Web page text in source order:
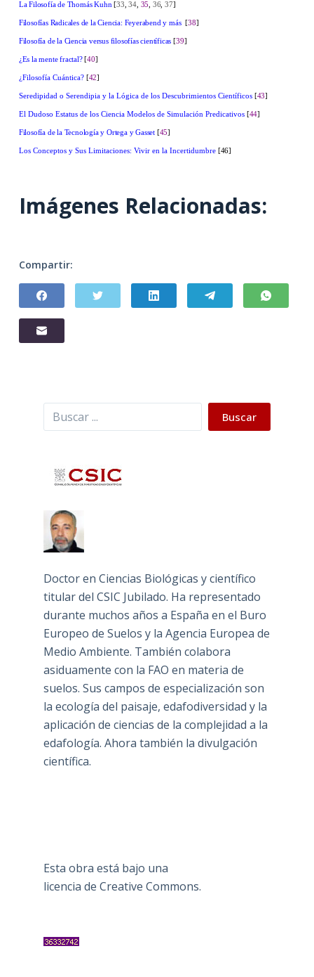
La Filosofía de Thomás Kuhn [33, 34, 35, 36, 37]
Filosofías Radicales de la Ciencia: Feyerabend y más [38]
Filosofía de la Ciencia versus filosofías científicas [39]
¿Es la mente fractal?[40]
¿Filosofía Cuántica? [42]
Seredipidad o Serendipia y la Lógica de los Descubrimientos Científicos [43]
El Dudoso Estatus de los Ciencia Modelos de Simulación Predicativos [44]
Filosofía de la Tecnología y Ortega y Gasset [45]
Los Conceptos y Sus Limitaciones: Vivir en la Incertidumbre [46]
Imágenes Relacionadas:
Compartir:
Buscar Buscar
Doctor en Ciencias Biológicas y científico
titular del CSIC Jubilado. Ha representado
durante muchos años a España en el Buro
Europeo de Suelos y la Agencia Europea de
Medio Ambiente. También colabora
asiduamente con la FAO en materia de
suelos. Sus campos de especialización son
la ecología del paisaje, edafodiversidad y la
aplicación de ciencias de la complejidad a la
edafología. Ahora también la divulgación
científica.
Esta obra está bajo una
licencia de Creative Commons.